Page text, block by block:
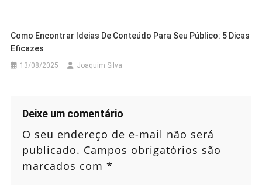
Como Encontrar Ideias De Conteúdo Para Seu Público: 5 Dicas
Eficazes
13/08/2025 Joaquim Silva
Deixe um comentário
O seu endereço de e-mail não será
publicado. Campos obrigatórios são
marcados com *